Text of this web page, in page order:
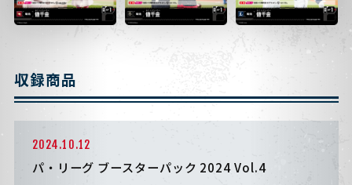
収録商品
2024.10.12
パ・リーグ ブースターパック 2024 Vol.4